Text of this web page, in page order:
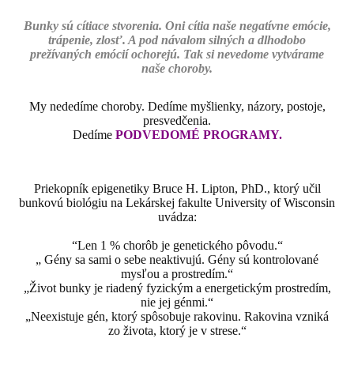
Bunky sú cítiace stvorenia. Oni cítia naše negatívne emócie,
trápenie, zlosť. A pod návalom silných a dlhodobo
prežívaných emócií ochorejú. Tak si nevedome vytvárame
naše choroby.
My nededíme choroby. Dedíme myšlienky, názory, postoje,
presvedčenia.
Dedíme PODVEDOMÉ PROGRAMY.
Priekopník epigenetiky Bruce H. Lipton, PhD., ktorý učil
bunkovú biológiu na Lekárskej fakulte University of Wisconsin
uvádza:
“Len 1 % chorôb je genetického pôvodu.“
„ Gény sa sami o sebe neaktivujú. Gény sú kontrolované
mysľou a prostredím.“
„Život bunky je riadený fyzickým a energetickým prostredím,
nie jej génmi.“
„Neexistuje gén, ktorý spôsobuje rakovinu. Rakovina vzniká
zo života, ktorý je v strese.“